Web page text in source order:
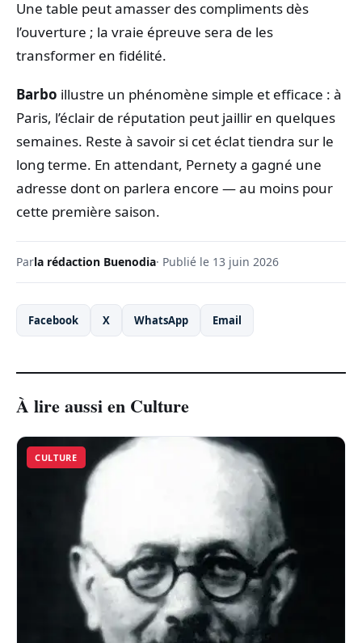
Une table peut amasser des compliments dès
l’ouverture ; la vraie épreuve sera de les
transformer en fidélité.
Barbo illustre un phénomène simple et efficace : à
Paris, l’éclair de réputation peut jaillir en quelques
semaines. Reste à savoir si cet éclat tiendra sur le
long terme. En attendant, Pernety a gagné une
adresse dont on parlera encore — au moins pour
cette première saison.
Parla rédaction Buenodia· Publié le 13 juin 2026
Facebook X WhatsApp Email
À lire aussi en Culture
CULTURE